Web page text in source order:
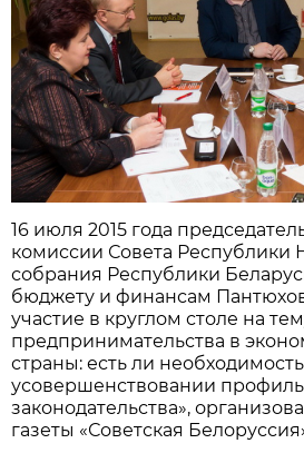
16 июля 2015 года
комиссии Совета Республики
собрания Республики
бюджету и финансам
участие в круглом столе на
предпринимательства в
страны: есть ли
усовершенствовании
законодательства»,
газеты «Советская